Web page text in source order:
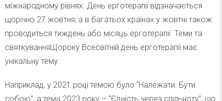
міжнародному рівнях. День ерготерапії відзначається
щорічно 27 жовтня, а в багатьох країнах у жовтні також
проводиться тиждень або місяць ерготерапії. Теми та
святкуванняЩороку Всесвітній день ерготерапії має
унікальну тему.
Наприклад, у 2021 році темою було “Належати. Бути
собою”, а тема 2023 року – “Єдність через спільноту”, що